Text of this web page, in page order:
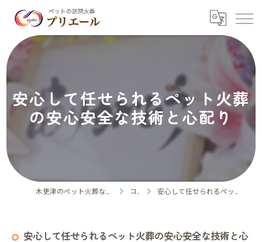
安心して任せられるペット火葬
の安心安全な技術と心配り
コラム 安心して任せられるペット火葬の安心安全な技術と心配り
安心して任せられるペット火葬の安心安全な技術と心